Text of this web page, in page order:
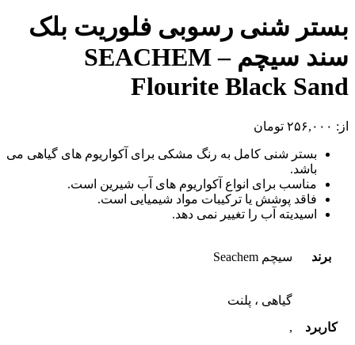
بستر شنی رسوبی فلوریت بلک
سند سیچم – SEACHEM
Flourite Black Sand
از: ۲۵۶,۰۰۰ تومان
بستر شنی کامل به رنگ مشکی برای آکواریوم های گیاهی می
باشد.
مناسب برای انواع آکواریوم های آب شیرین است.
فاقد پوشش یا ترکیبات مواد شیمیایی است.
اسیدیته آب را تغییر نمی دهد.
برند سیچم Seachem
کاربرد
گیاهی ، پلنت
,